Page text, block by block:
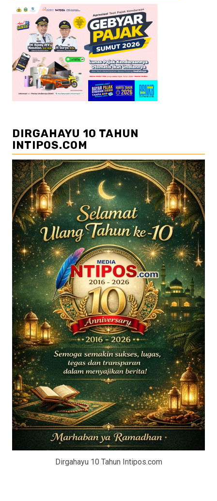
DIRGAHAYU 10 TAHUN
INTIPOS.COM
Dirgahayu 10 Tahun Intipos.com